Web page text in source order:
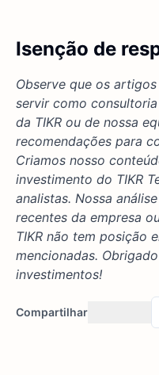
Isenção de
Observe que os
servir como
da TIKR ou de nossa
recomendações para
Criamos nosso
investimento do TIKR
analistas. Nossa
recentes da empresa
TIKR não tem posição
mencionadas.
investimentos!
Compartilhar